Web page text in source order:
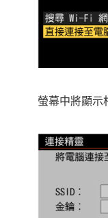
螢幕中將顯示